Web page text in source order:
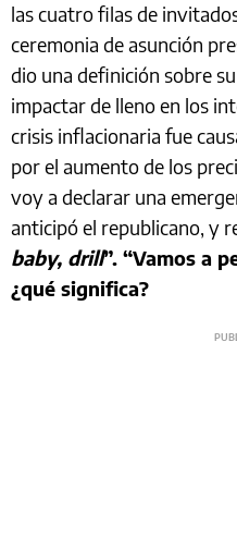
las cuatro filas de
ceremonia de asunción
dio una definición sobre
impactar de lleno en los
crisis inflacionaria fue
por el aumento de los
voy a declarar una
anticipó el republicano, y
baby, drill”. “Vamos a
¿qué significa?